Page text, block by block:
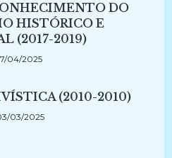
DO
HISTÓRICO E
(2017-2019)
04/2025
(2010-2010)
03/2025